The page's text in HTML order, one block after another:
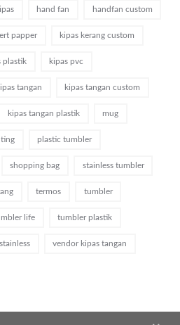
hand fan handfan custom
papper kipas kerang custom
plastik kipas pvc
tangan kipas tangan custom
kipas tangan plastik mug
plastic tumbler
shopping bag stainless tumbler
termos tumbler
life tumbler plastik
vendor kipas tangan